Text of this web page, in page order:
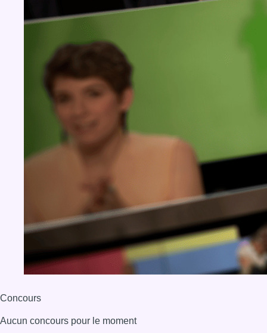
Concours
Aucun concours pour le moment